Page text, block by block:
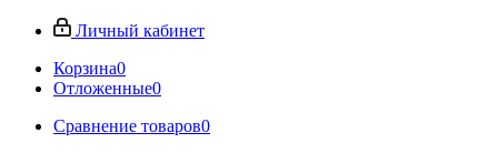
Личный кабинет
Корзина0
Отложенные0
Сравнение товаров0